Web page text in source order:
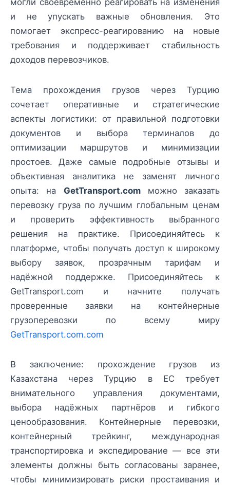
могли своевременно реагировать на изменения
и не упускать важные обновления. Это
помогает экспресс-реагированию на новые
требования и поддерживает стабильность
доходов перевозчиков.
Тема прохождения грузов через Турцию
сочетает оперативные и стратегические
аспекты логистики: от правильной подготовки
документов и выбора терминалов до
оптимизации маршрутов и минимизации
простоев. Даже самые подробные отзывы и
объективная аналитика не заменят личного
опыта: на GetTransport.comможно заказать
перевозку груза по лучшим глобальным ценам
и проверить эффективность выбранного
решения на практике. Присоединяйтесь к
платформе, чтобы получать доступ к широкому
выбору заявок, прозрачным тарифам и
надёжной поддержке. Присоединяйтесь к
GetTransport.com и начните получать
проверенные заявки на контейнерные
грузоперевозки по всему миру
GetTransport.com.com
В заключение: прохождение грузов из
Казахстана через Турцию в ЕС требует
внимательного управления документами,
выбора надёжных партнёров и гибкого
ценообразования. Контейнерные перевозки,
контейнерный трейкинг, международная
транспортировка и экспедирование — все эти
элементы должны быть согласованы заранее,
чтобы минимизировать риски простаивания и